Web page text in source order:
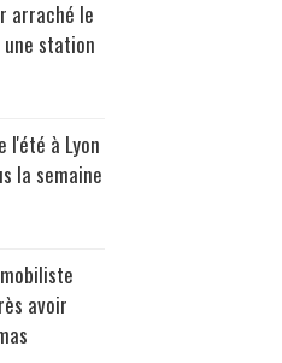
arraché le
une station
l'été à Lyon
la semaine
avoir